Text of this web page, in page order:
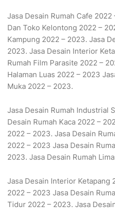
Jasa Desain Rumah Cafe
Dan Toko Kelontong 2022 –
Kampung 2022 – 2023. Jasa
2023. Jasa Desain Interior
Rumah Film Parasite 2022 –
Halaman Luas 2022 – 2023
Muka 2022 – 2023.
Jasa Desain Rumah Industrial
Desain Rumah Kaca 2022 –
2022 – 2023. Jasa Desain
2022 – 2023 Jasa Desain
2023. Jasa Desain Rumah
Jasa Desain Interior Ketapang
2022 – 2023 Jasa Desain
Tidur 2022 – 2023. Jasa